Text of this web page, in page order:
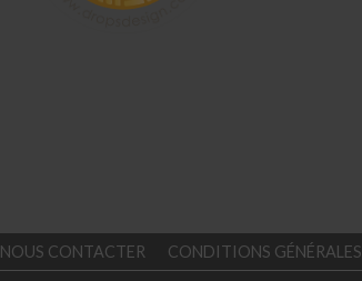
NOUS CONTACTER
CONDITIONS GÉNÉRALES